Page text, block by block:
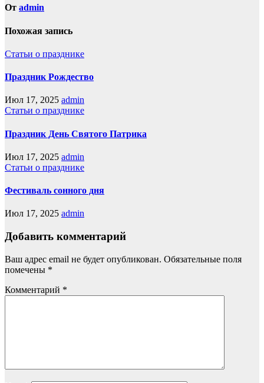
От admin
Похожая запись
Статьи о празднике
Праздник Рождество
Июл 17, 2025 admin
Статьи о празднике
Праздник День Святого Патрика
Июл 17, 2025 admin
Статьи о празднике
Фестиваль сонного дня
Июл 17, 2025 admin
Добавить комментарий
Ваш адрес email не будет опубликован. Обязательные поля
помечены *
Комментарий *